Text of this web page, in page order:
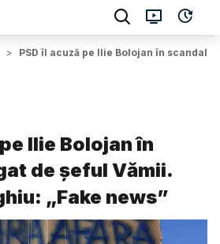
> PSD îl acuză pe Ilie Bolojan în
Ilie Bolojan în
de șeful Vămii.
„Fake news”